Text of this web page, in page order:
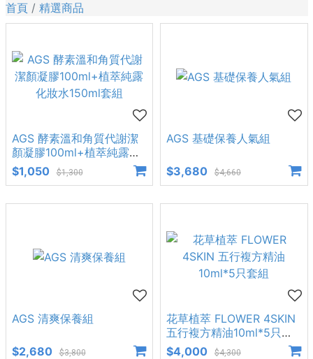
首頁 精選商品
AGS 酵素溫和角質代謝潔
顏凝膠100ml+植萃純露化
妝水150ml套組
$1,050 $1,300
AGS 基礎保養人氣組
$3,680 $4,660
AGS 清爽保養組
$2,680 $3,800
花草植萃 FLOWER 4SKIN
五行複方精油10ml*5只套
組
$4,000 $4,300